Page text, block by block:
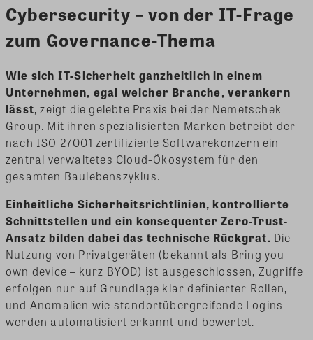
Cybersecurity – von der IT-Frage
zum Governance-Thema
Wie sich IT-Sicherheit ganzheitlich in einem
Unternehmen, egal welcher Branche, verankern
lässt, zeigt die gelebte Praxis bei der Nemetschek
Group. Mit ihren spezialisierten Marken betreibt der
nach ISO 27001 zertifizierte Softwarekonzern ein
zentral verwaltetes Cloud-Ökosystem für den
gesamten Baulebenszyklus.
Einheitliche Sicherheitsrichtlinien, kontrollierte
Schnittstellen und ein konsequenter Zero-Trust-
Ansatz bilden dabei das technische Rückgrat. Die
Nutzung von Privatgeräten (bekannt als Bring you
own device – kurz BYOD) ist ausgeschlossen, Zugriffe
erfolgen nur auf Grundlage klar definierter Rollen,
und Anomalien wie standortübergreifende Logins
werden automatisiert erkannt und bewertet.